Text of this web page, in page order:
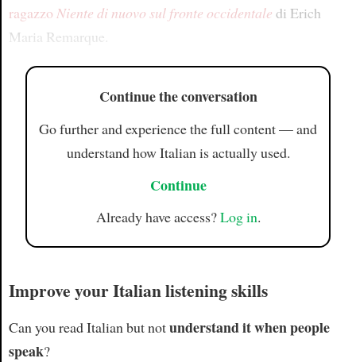
ragazzo Niente di nuovo sul fronte occidentale di Erich
Maria Remarque.
Continue the conversation
Go further and experience the full content — and
understand how Italian is actually used.
Continue
Already have access?Log in.
Improve your Italian listening skills
Can you read Italian but notunderstand it when people
speak?